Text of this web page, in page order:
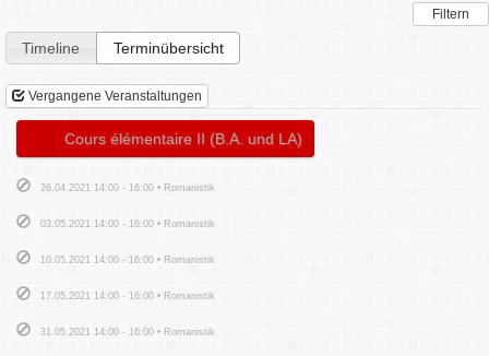
Filtern
Timeline Terminübersicht
Vergangene Veranstaltungen
Cours élémentaire II (B.A. und LA)
26.04.2021 14:00 - 16:00 • Romanistik
03.05.2021 14:00 - 16:00 • Romanistik
10.05.2021 14:00 - 16:00 • Romanistik
17.05.2021 14:00 - 16:00 • Romanistik
31.05.2021 14:00 - 16:00 • Romanistik